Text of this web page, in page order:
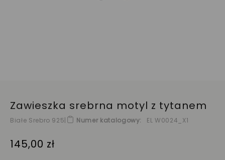
Zawieszka srebrna motyl z tytanem
Białe Srebro 925| Numer katalogowy EL W0024_X1
145,00 zł